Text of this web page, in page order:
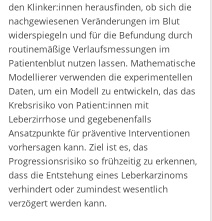
den Klinker:innen herausfinden, ob sich die
nachgewiesenen Veränderungen im Blut
widerspiegeln und für die Befundung durch
routinemäßige Verlaufsmessungen im
Patientenblut nutzen lassen. Mathematische
Modellierer verwenden die experimentellen
Daten, um ein Modell zu entwickeln, das das
Krebsrisiko von Patient:innen mit
Leberzirrhose und gegebenenfalls
Ansatzpunkte für präventive Interventionen
vorhersagen kann. Ziel ist es, das
Progressionsrisiko so frühzeitig zu erkennen,
dass die Entstehung eines Leberkarzinoms
verhindert oder zumindest wesentlich
verzögert werden kann.